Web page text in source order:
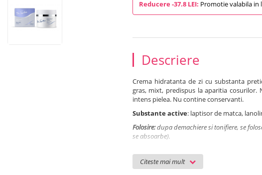
Reducere -37.8 LEI: Promotie valabila
Descriere
Citeste mai mult
Crema hidratanta de zi cu substanta
gras, mixt, predispus la aparitia cosurilor.
intens pielea. Nu contine conservanti.
Substante active: laptisor de matca,
Folosire:dupa demachiere si tonifiere, se
se absoarbe).
Ingrediente: Aqua (Water), Ethylhexyl